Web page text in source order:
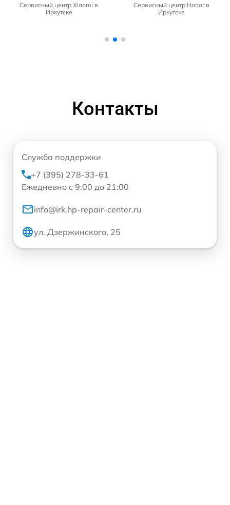
Сервисный центр Xiaomi в
Иркутске
Сервисный центр Honor в
Иркутске
Контакты
Служба поддержки
+7 (395) 278-33-61
Ежедневно с 9:00 до 21:00
info@irk.hp-repair-center.ru
ул. Дзержинского, 25